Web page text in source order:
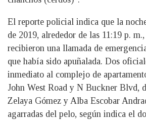
El reporte policial indica que la
de 2019, alrededor de las 11:19 p.
recibieron una llamada de
que había sido apuñalada. Dos
inmediato al complejo de
John West Road y N Buckner Blvd,
Zelaya Gómez y Alba Escobar
agarradas del pelo, según indica el